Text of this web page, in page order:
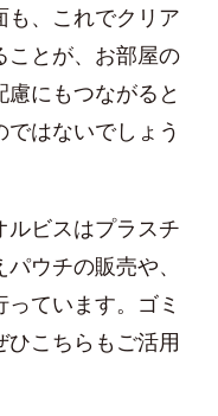
も、これでクリア
ことが、お部屋の
にもつながると
はないでしょう
ビスはプラスチ
ウチの販売や、
ています。ゴミ
ひこちらもご活用